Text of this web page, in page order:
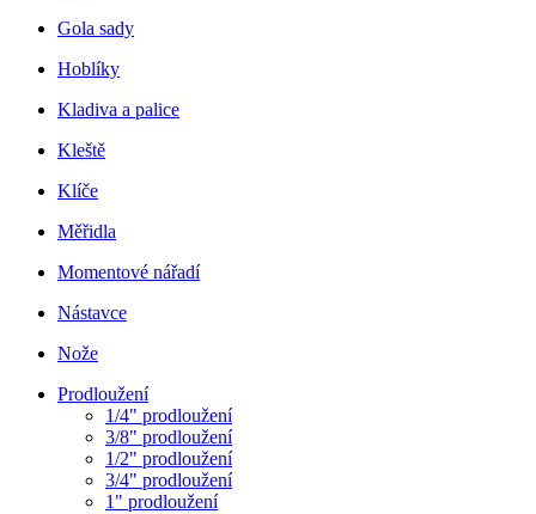
Gola sady
Hoblíky
Kladiva a palice
Kleště
Klíče
Měřidla
Momentové nářadí
Nástavce
Nože
Prodloužení
1/4" prodloužení
3/8" prodloužení
1/2" prodloužení
3/4" prodloužení
1" prodloužení